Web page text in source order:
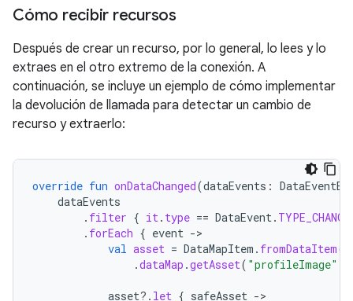
Cómo recibir recursos
Después de crear un recurso, por lo general, lo lees y lo
extraes en el otro extremo de la conexión. A
continuación, se incluye un ejemplo de cómo implementar
la devolución de llamada para detectar un cambio de
recurso y extraerlo:
override fun onDataChanged(dataEvents :
dataEvents
. filter { it. type == DataEvent.
. forEach { event -
val asset = DataMapItem . fromDataItem(
.dataMap .getAsset( "profileImage"
asset?. let { safeAsset -